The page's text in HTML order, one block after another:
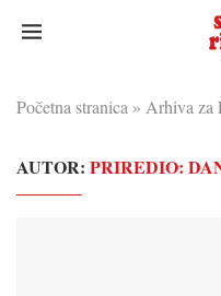
Početna stranica » Arhiva za
AUTOR: PRIREDIO: